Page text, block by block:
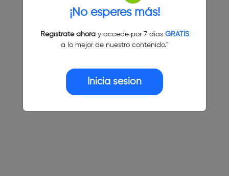
¡No esperes más!
Regístrate ahoray accede por 7 días GRATIS
a lo mejor de nuestro contenido."
Inicia sesión